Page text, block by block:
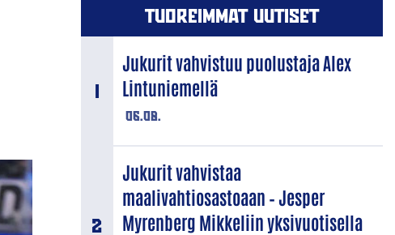
TUOREIMMAT UUTISET
06.08.
Jukurit vahvistuu puolustaja Alex
Lintuniemellä
Jukurit vahvistaa
maalivahtiosastoaan – Jesper
Myrenberg Mikkeliin yksivuotisella